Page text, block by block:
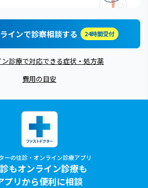
インで診察相談する 24時間受付
ン診療で対応できる症状・処方薬
費用の目安
ーの往診・オンライン診療アプリ
もオンライン診療も
プリから便利に相談